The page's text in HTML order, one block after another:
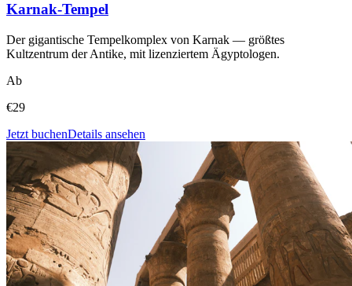
Karnak-Tempel
Der gigantische Tempelkomplex von Karnak — größtes
Kultzentrum der Antike, mit lizenziertem Ägyptologen.
Ab
€29
Jetzt buchenDetails ansehen